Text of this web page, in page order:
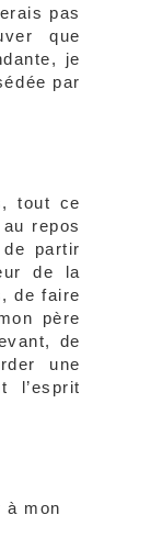
pas
que
je
par
tout ce
repos
partir
de la
de faire
père
de
une
l’esprit
à mon